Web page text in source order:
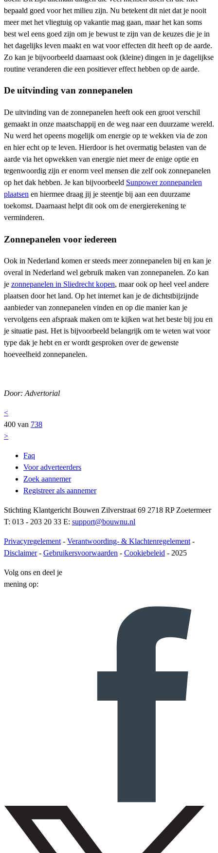
bepaald goed voor het milieu zijn. Nu betekent dit niet dat je nooit
meer met het vliegtuig op vakantie mag gaan, maar het kan soms
best wel eens goed zijn om je bewust te zijn van de keuzes die je in
het dagelijks leven maakt en wat voor effecten dit heeft op de aarde.
Zo kan je bijvoorbeeld daarnaast ook (kleine) dingen in je dagelijkse
routine veranderen die een positiever effect hebben op de aarde.
De uitvinding van zonnepanelen
De uitvinding van de zonnepanelen heeft ook een groot verschil
gemaakt in onze maatschappij en de weg naar een duurzame wereld.
Nu werd het opeens mogelijk om energie op te wekken via de zon
en hier echt op te leven. Hierdoor is het overmatig belasten van de
aarde via het opwekken van energie niet meer de enige optie en
tegenwoordig zijn er enorm veel mensen die zelf ook zonnepanelen
op het dak hebben. Je kan bijvoorbeeld Sunpower zonnepanelen
plaatsen en hiermee draag jij je steentje bij aan een duurzame
toekomst. Daarnaast helpt dit ook om de energierekening te
verminderen.
Zonnepanelen voor iedereen
Ook in Nederland komen er steeds meer zonnepanelen bij en kan je
overal in Nederland wel gebruik maken van zonnepanelen. Zo kan
je zonnepanelen in Sliedrecht kopen, maar ook op heel veel andere
plaatsen door het land. Op het internet kan je de dichtstbijzijnde
aanbieder van zonnepanelen vinden en op die manier kan je
vervolgens een afspraak maken om te kijken wat het beste bij jou en
je situatie past. Het is bijvoorbeeld belangrijk om te weten wat voor
type dak je hebt en er wordt gesproken over de gewenste
hoeveelheid zonnepanelen.
Door: Advertorial
<
400 van 738
>
Faq
Voor adverteerders
Zoek aannemer
Registreer als aannemer
Stichting Klantgericht Bouwen Zilverstraat 69 2718 RP Zoetermeer
T: 013 - 203 20 33 E: support@bouwnu.nl
Privacyregelement- Verantwoording- & Klachtenregelement-
Disclaimer- Gebruikersvoorwaarden - Cookiebeleid - 2025
Volg ons en deel je
mening op: